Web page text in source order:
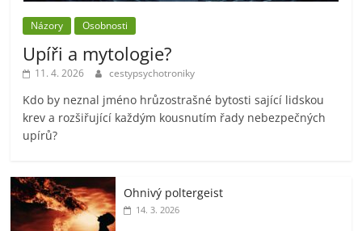
Názory Osobnosti
Upíři a mytologie?
11. 4. 2026 cestypsychotroniky
Kdo by neznal jméno hrůzostrašné bytosti sající lidskou
krev a rozšiřující každým kousnutím řady nebezpečných
upírů?
Ohnivý poltergeist
14. 3. 2026